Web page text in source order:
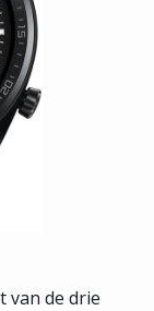
van de drie